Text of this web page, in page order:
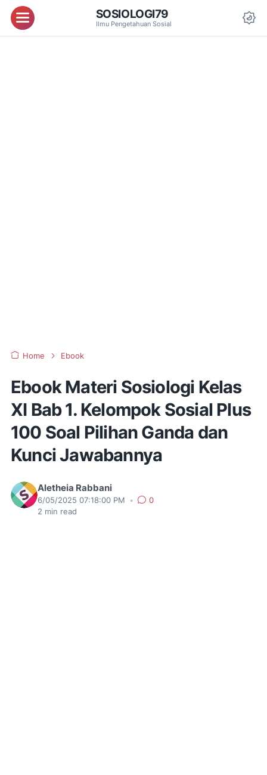
Menu SOSIOLOGI79
Ilmu Pengetahuan Sosial
Home Ebook
Ebook Materi Sosiologi Kelas
XI Bab 1. Kelompok Sosial Plus
100 Soal Pilihan Ganda dan
Kunci Jawabannya
Aletheia Rabbani
6/05/2025 07:18:00 PM •
0
2 min read